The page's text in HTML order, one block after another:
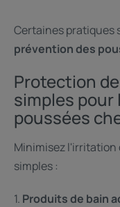
Certaines pratiques
prévention des
Protection
simples
poussées
Minimisez l'irritation
simples :
1. Produits de bain